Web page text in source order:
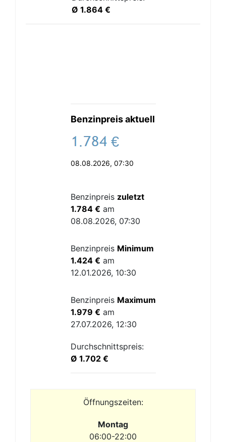
Ø 1.864 €
Benzinpreis aktuell
. €
08.08.2026, 07:30
Benzinpreis zuletzt
1.784 € am
08.08.2026, 07:30
Benzinpreis Minimum
1.424 € am
12.01.2026, 10:30
Benzinpreis Maximum
1.979 € am
27.07.2026, 12:30
Durchschnittspreis:
Ø 1.702 €
Öffnungszeiten:
Montag
06:00-22:00